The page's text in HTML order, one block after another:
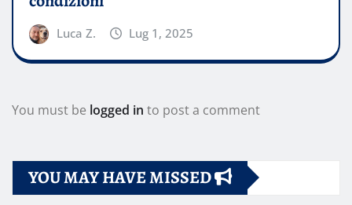
Luca Z. Lug 1, 2025
You must be logged in to post a comment
YOU MAY HAVE MISSED